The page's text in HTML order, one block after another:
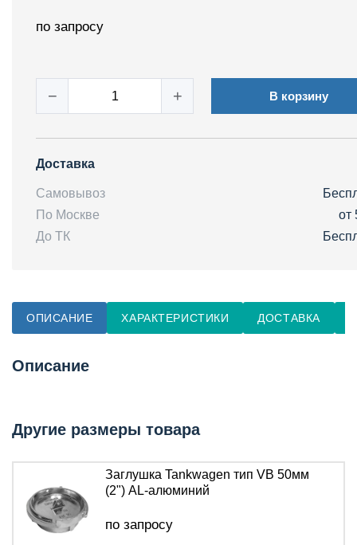
по запросу
− + В корзину
Доставка
Самовывоз
По Москве
от
До ТК
ОПИСАНИЕ ХАРАКТЕРИСТИКИ ДОСТАВКА
Описание
Другие размеры товара
Заглушка Tankwagen тип VB 50мм
(2") AL-алюминий
по запросу